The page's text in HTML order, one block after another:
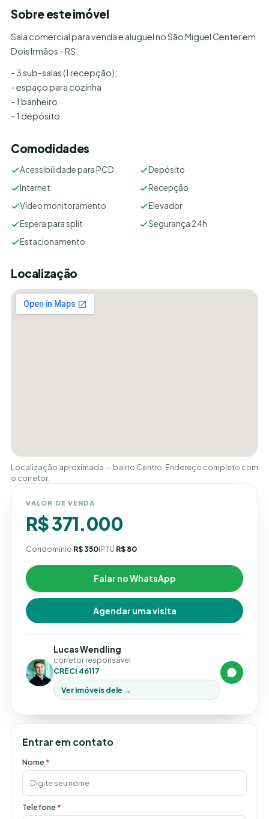
Sobre este imóvel
Sala comercial para venda e aluguel no São Miguel Center em
Dois Irmãos - RS.
- 3 sub-salas (1 recepção);
- espaço para cozinha
- 1 banheiro
- 1 depósito
Comodidades
Acessibilidade para PCD
Depósito
Internet
Recepção
Vídeo monitoramento
Elevador
Espera para split
Segurança 24h
Estacionamento
Localização
Localização aproximada — bairro Centro. Endereço completo com
o corretor.
VALOR DE VENDA
R$ 371.000
Condomínio R$ 350IPTU R$ 80
Falar no WhatsApp
Agendar uma visita
Lucas Wendling
corretor responsável
CRECI 46117
Ver imóveis dele →
Entrar em contato
Nome*
Telefone*